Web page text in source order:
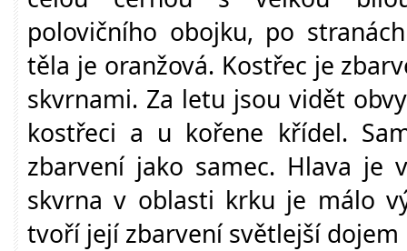
polovičního obojku, po
těla je oranžová. Kostřec je
skvrnami. Za letu jsou vidět
kostřeci a u kořene křídel.
zbarvení jako samec. Hlava je
skvrna v oblasti krku je málo
tvoří její zbarvení světlejší dojem